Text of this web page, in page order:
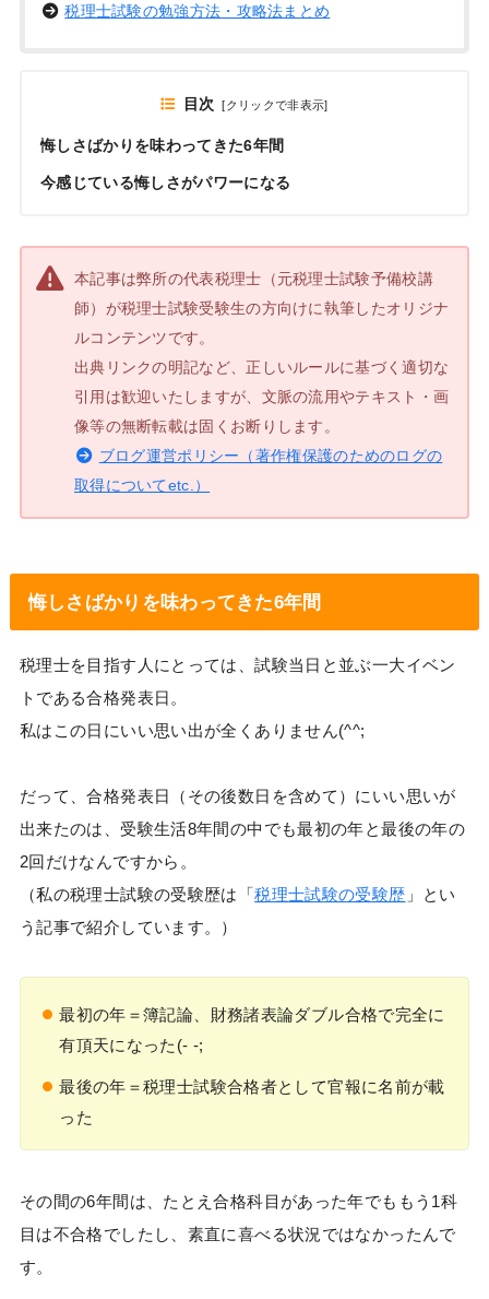
税理士試験の勉強方法・攻略法まとめ
目次 [クリックで非表示]
悔しさばかりを味わってきた6年間
今感じている悔しさがパワーになる
本記事は弊所の代表税理士（元税理士試験予備校講
師）が税理士試験受験生の方向けに執筆したオリジナ
ルコンテンツです。
出典リンクの明記など、正しいルールに基づく適切な
引用は歓迎いたしますが、文脈の流用やテキスト・画
像等の無断転載は固くお断りします。
ブログ運営ポリシー（著作権保護のためのログの
取得についてetc.）
悔しさばかりを味わってきた6年間
税理士を目指す人にとっては、試験当日と並ぶ一大イベン
トである合格発表日。
私はこの日にいい思い出が全くありません(^^;
だって、合格発表日（その後数日を含めて）にいい思いが
出来たのは、受験生活8年間の中でも最初の年と最後の年の
2回だけなんですから。
（私の税理士試験の受験歴は「税理士試験の受験歴 」とい
う記事で紹介しています。）
最初の年＝簿記論、財務諸表論ダブル合格で完全に
有頂天になった(- -;
最後の年＝税理士試験合格者として官報に名前が載
った
その間の6年間は、たとえ合格科目があった年でももう1科
目は不合格でしたし、素直に喜べる状況ではなかったんで
す。